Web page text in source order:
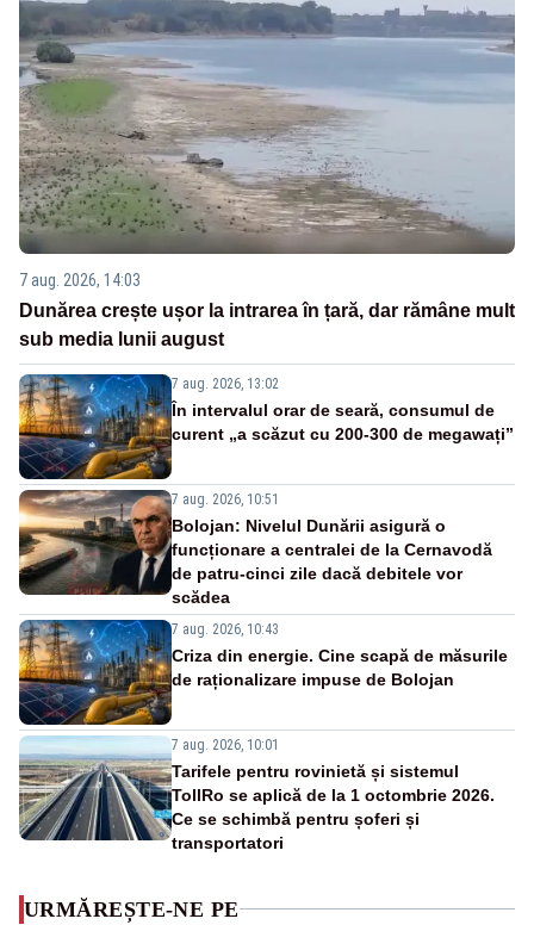
7 aug. 2026, 14:03
Dunărea crește ușor la intrarea în țară, dar rămâne mult
sub media lunii august
7 aug. 2026, 13:02
În intervalul orar de seară, consumul de
curent „a scăzut cu 200-300 de megawați”
7 aug. 2026, 10:51
Bolojan: Nivelul Dunării asigură o
funcționare a centralei de la Cernavodă
de patru-cinci zile dacă debitele vor
scădea
7 aug. 2026, 10:43
Criza din energie. Cine scapă de măsurile
de raționalizare impuse de Bolojan
7 aug. 2026, 10:01
Tarifele pentru rovinietă și sistemul
TollRo se aplică de la 1 octombrie 2026.
Ce se schimbă pentru șoferi și
transportatori
URMĂREȘTE-NE PE